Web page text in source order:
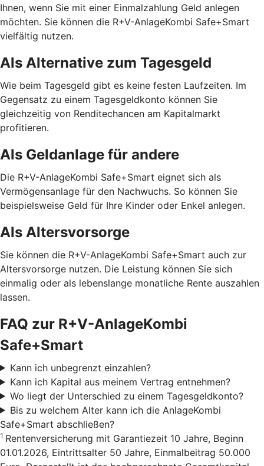
Ihnen, wenn Sie mit einer Einmalzahlung Geld anlegen
möchten. Sie können die R+V-AnlageKombi Safe+Smart
vielfältig nutzen.
Als Alternative zum Tagesgeld
Wie beim Tagesgeld gibt es keine festen Laufzeiten. Im
Gegensatz zu einem Tagesgeldkonto können Sie
gleichzeitig von Renditechancen am Kapitalmarkt
profitieren.
Als Geldanlage für andere
Die R+V-AnlageKombi Safe+Smart eignet sich als
Vermögensanlage für den Nachwuchs. So können Sie
beispielsweise Geld für Ihre Kinder oder Enkel anlegen.
Als Altersvorsorge
Sie können die R+V-AnlageKombi Safe+Smart auch zur
Altersvorsorge nutzen. Die Leistung können Sie sich
einmalig oder als lebenslange monatliche Rente auszahlen
lassen.
FAQ zur R+V-AnlageKombi
Safe+Smart
Kann ich unbegrenzt einzahlen?
Kann ich Kapital aus meinem Vertrag entnehmen?
Wo liegt der Unterschied zu einem Tagesgeldkonto?
Bis zu welchem Alter kann ich die AnlageKombi
Safe+Smart abschließen?
1 Rentenversicherung mit Garantiezeit 10 Jahre, Beginn
01.01.2026, Eintrittsalter 50 Jahre, Einmalbeitrag 50.000